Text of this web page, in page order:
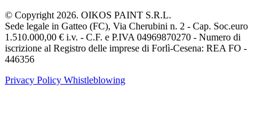
© Copyright 2026. OIKOS PAINT S.R.L.
Sede legale in Gatteo (FC), Via Cherubini n. 2 - Cap. Soc.euro
1.510.000,00 € i.v. - C.F. e P.IVA 04969870270 - Numero di
iscrizione al Registro delle imprese di Forlì-Cesena: REA FO -
446356
Privacy Policy Whistleblowing